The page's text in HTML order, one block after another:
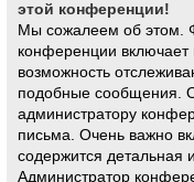
этой конференции!
Мы сожалеем об этом.
конференции
возможность
подобные сообщения.
администратору
письма. Очень важно
содержится детальная
Администратор